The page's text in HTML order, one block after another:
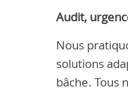
Audit,
Nous
solutions
bâche. Tous